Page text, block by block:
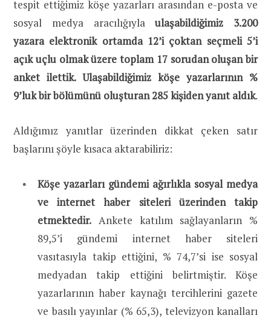
tespit ettiğimiz köşe yazarları arasından e-posta ve
sosyal medya aracılığıylaulaşabildiğimiz 3.200
yazara elektronik ortamda 12’i çoktan seçmeli 5’i
açık uçlu olmak üzere toplam 17 sorudan oluşan bir
anket ilettik. Ulaşabildiğimiz köşe yazarlarının %
9’luk bir bölümünü oluşturan 285 kişiden yanıt aldık.
Aldığımız yanıtlar üzerinden dikkat çeken satır
başlarını şöyle kısaca aktarabiliriz:
Köşe yazarları gündemi ağırlıkla sosyal medya
ve internet haber siteleri üzerinden takip
etmektedir. Ankete katılım sağlayanların %
89,5’i gündemi internet haber siteleri
vasıtasıyla takip ettiğini, % 74,7’si ise sosyal
medyadan takip ettiğini belirtmiştir. Köşe
yazarlarının haber kaynağı tercihlerini gazete
ve basılı yayınlar (% 65,3), televizyon kanalları